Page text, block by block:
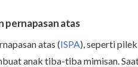
pernapasan atas
atas (ISPA), seperti
anak tiba-tiba mimisan.